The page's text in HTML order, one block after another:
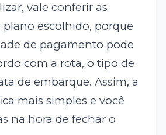
vale conferir as
escolhido, porque
de pagamento pode
com a rota, o tipo de
de embarque. Assim, a
mais simples e você
na hora de fechar o